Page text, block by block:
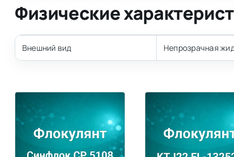
Физические
Внешний вид Непрозрачная